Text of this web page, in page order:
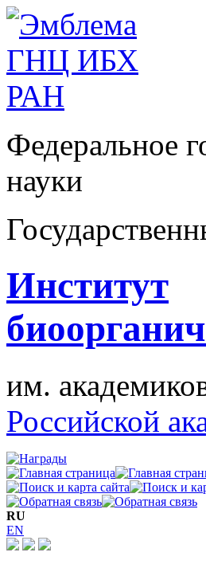
Федеральное
науки
Институт
им.
Российской
RU
EN